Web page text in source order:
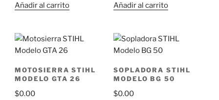
Añadir al carrito
Añadir al carrito
MOTOSIERRA STIHL
MODELO GTA 26
$0.00
SOPLADORA STIHL
MODELO BG 50
$0.00